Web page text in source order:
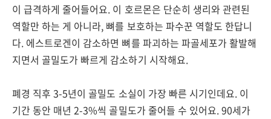
이 급격하게 줄어들어요. 이 호르몬은 단순히 생리와 관련된
역할만 하는 게 아니라, 뼈를 보호하는 파수꾼 역할도 한답니
다. 에스트로겐이 감소하면 뼈를 파괴하는 파골세포가 활발해
지면서 골밀도가 빠르게 감소하기 시작해요.
폐경 직후 3-5년이 골밀도 소실이 가장 빠른 시기인데요. 이
기간 동안 매년 2-3%씩 골밀도가 줄어들 수 있어요. 90세가